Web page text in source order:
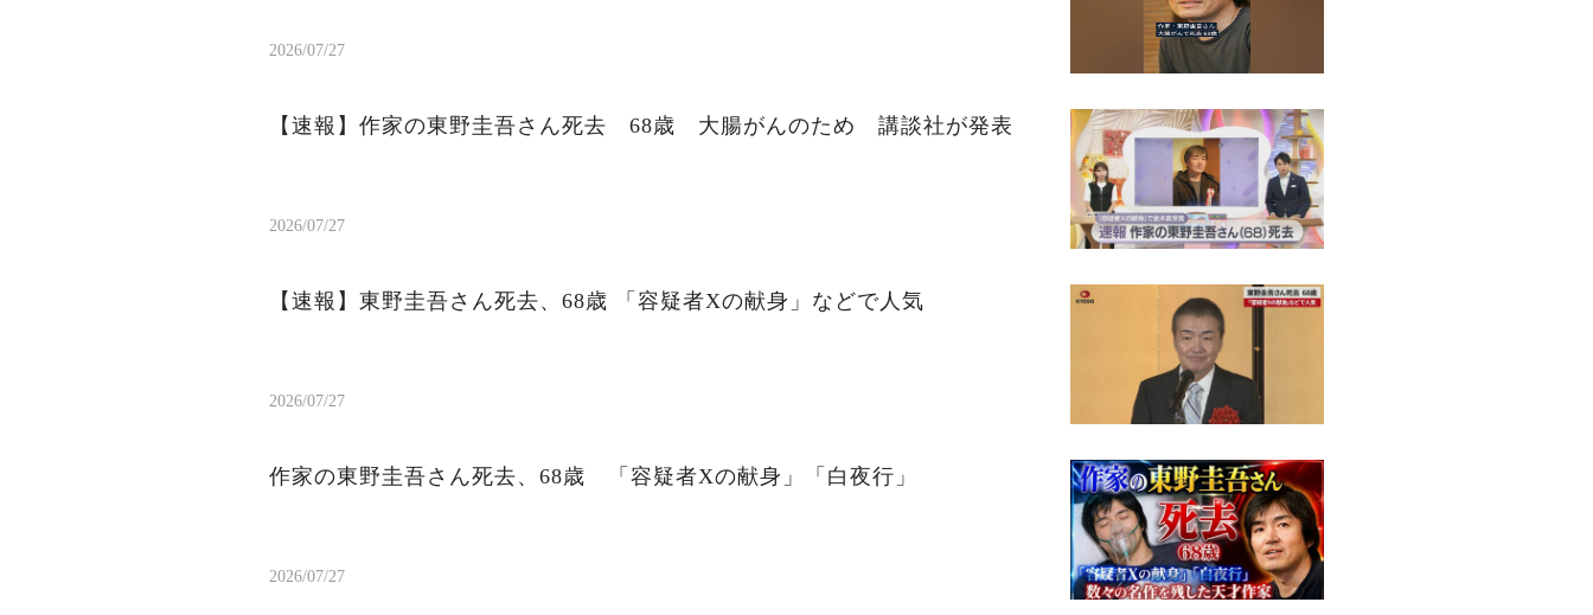
2026/07/27
【速報】作家の東野圭吾さん死去 68歳 大腸がんのため 講談社が発表
2026/07/27
【速報】東野圭吾さん死去、68歳 「容疑者Xの献身」などで人気
2026/07/27
作家の東野圭吾さん死去、68歳 「容疑者Xの献身」「白夜行」
2026/07/27